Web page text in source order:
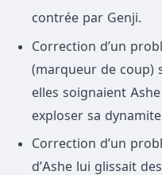
contrée par Genji.
Correction d’un
(marqueur de coup)
elles soignaient
exploser sa
Correction d’un
d’Ashe lui glissait